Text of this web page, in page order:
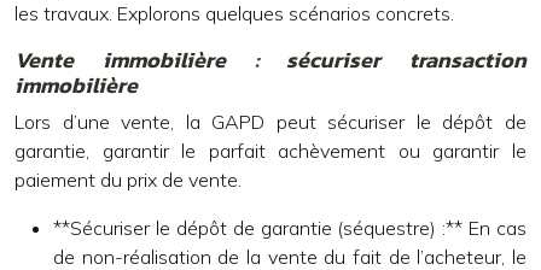
les travaux. Explorons quelques scénarios concrets.
Vente immobilière : sécuriser transaction
immobilière
Lors d’une vente, la GAPD peut sécuriser le dépôt de
garantie, garantir le parfait achèvement ou garantir le
paiement du prix de vente.
**Sécuriser le dépôt de garantie (séquestre) :** En cas
de non-réalisation de la vente du fait de l’acheteur, le